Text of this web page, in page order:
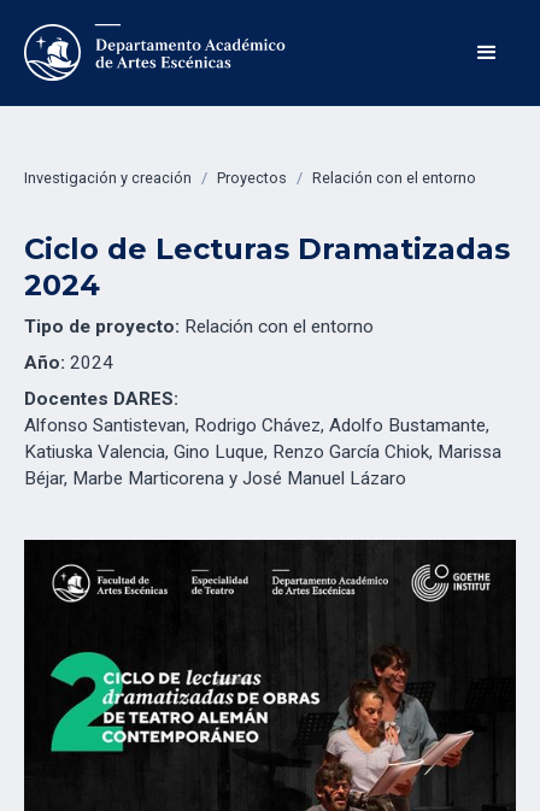
Investigación y creación / Proyectos / Relación con el entorno
Ciclo de Lecturas Dramatizadas
2024
Tipo de proyecto: Relación con el entorno
Año: 2024
Docentes DARES:
Alfonso Santistevan, Rodrigo Chávez, Adolfo Bustamante,
Katiuska Valencia, Gino Luque, Renzo García Chiok, Marissa
Béjar, Marbe Marticorena y José Manuel Lázaro